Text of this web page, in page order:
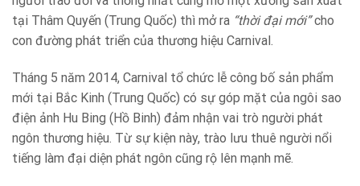
tại Thâm Quyến (Trung Quốc) thì mở ra “thời đại mới”cho
con đường phát triển của thương hiệu Carnival.
Tháng 5 năm 2014, Carnival tổ chức lễ công bố sản phẩm
mới tại Bắc Kinh (Trung Quốc) có sự góp mặt của ngôi sao
điện ảnh Hu Bing (Hồ Binh) đảm nhận vai trò người phát
ngôn thương hiệu. Từ sự kiện này, trào lưu thuê người nổi
tiếng làm đại diện phát ngôn cũng rộ lên mạnh mẽ.